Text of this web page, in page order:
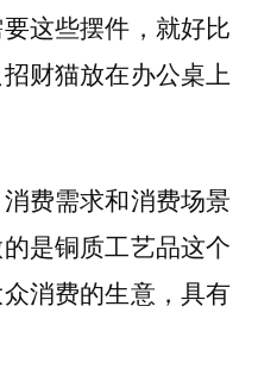
这些摆件，就好比
财猫放在办公桌上
费需求和消费场景
是铜质工艺品这个
消费的生意，具有